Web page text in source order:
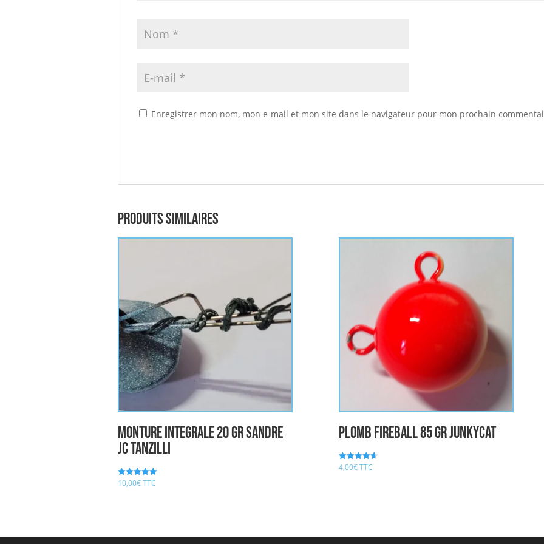
Enregistrer mon nom, mon e-mail et mon site dans le navigateur pour mon prochain
Produits similaires
Monture integrale 20 gr sandre
JC TANZILLI
Note
10,00€ TTC
plomb fireball 85 gr JUNKYCAT
Note
4,00€ TTC